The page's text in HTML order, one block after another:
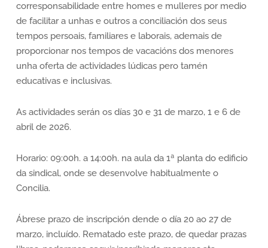
corresponsabilidade entre homes e mulleres por medio
de facilitar a unhas e outros a conciliación dos seus
tempos persoais, familiares e laborais, ademais de
proporcionar nos tempos de vacacións dos menores
unha oferta de actividades lúdicas pero tamén
educativas e inclusivas.
As actividades serán os días 30 e 31 de marzo, 1 e 6 de
abril de 2026.
Horario: 09:00h. a 14:00h. na aula da 1ª planta do edificio
da sindical, onde se desenvolve habitualmente o
Concilia.
Ábrese prazo de inscripción dende o día 20 ao 27 de
marzo, incluído. Rematado este prazo, de quedar prazas